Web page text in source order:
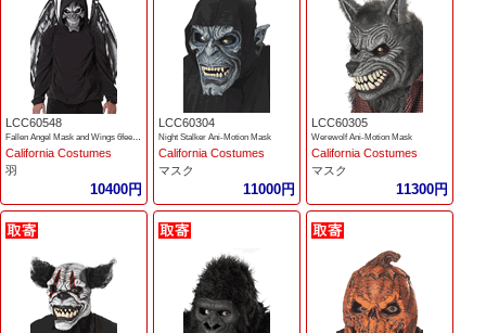
LCC60548
Fallen Angel Mask and Wings 6feet Wings
California Costumes
羽
10400円
LCC60304
Night Stalker Ani-Motion Mask
California Costumes
マスク
11000円
LCC60305
Werewolf Ani-Motion Mask
California Costumes
マスク
11300円